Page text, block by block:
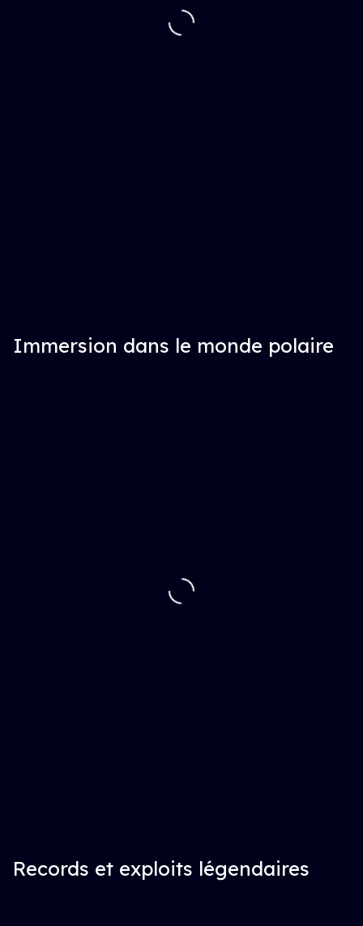
Immersion dans le monde polaire
Records et exploits légendaires